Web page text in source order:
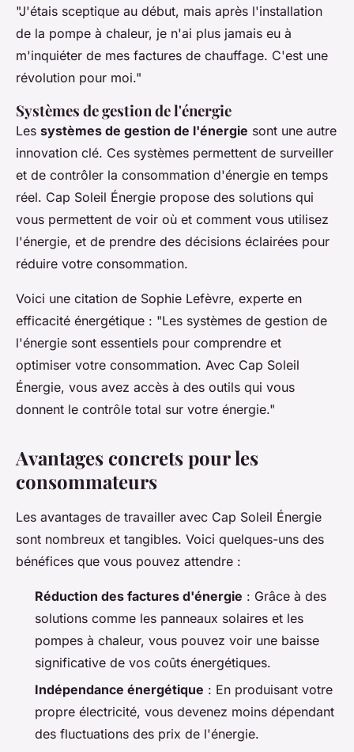
"J'étais sceptique au début, mais après l'installation
de la pompe à chaleur, je n'ai plus jamais eu à
m'inquiéter de mes factures de chauffage. C'est une
révolution pour moi."
Systèmes de gestion de l'énergie
Les systèmes de gestion de l'énergie sont une autre
innovation clé. Ces systèmes permettent de surveiller
et de contrôler la consommation d'énergie en temps
réel. Cap Soleil Énergie propose des solutions qui
vous permettent de voir où et comment vous utilisez
l'énergie, et de prendre des décisions éclairées pour
réduire votre consommation.
Voici une citation de Sophie Lefèvre, experte en
efficacité énergétique : "Les systèmes de gestion de
l'énergie sont essentiels pour comprendre et
optimiser votre consommation. Avec Cap Soleil
Énergie, vous avez accès à des outils qui vous
donnent le contrôle total sur votre énergie."
Avantages concrets pour les
consommateurs
Les avantages de travailler avec Cap Soleil Énergie
sont nombreux et tangibles. Voici quelques-uns des
bénéfices que vous pouvez attendre :
Réduction des factures d'énergie : Grâce à des
solutions comme les panneaux solaires et les
pompes à chaleur, vous pouvez voir une baisse
significative de vos coûts énergétiques.
Indépendance énergétique : En produisant votre
propre électricité, vous devenez moins dépendant
des fluctuations des prix de l'énergie.